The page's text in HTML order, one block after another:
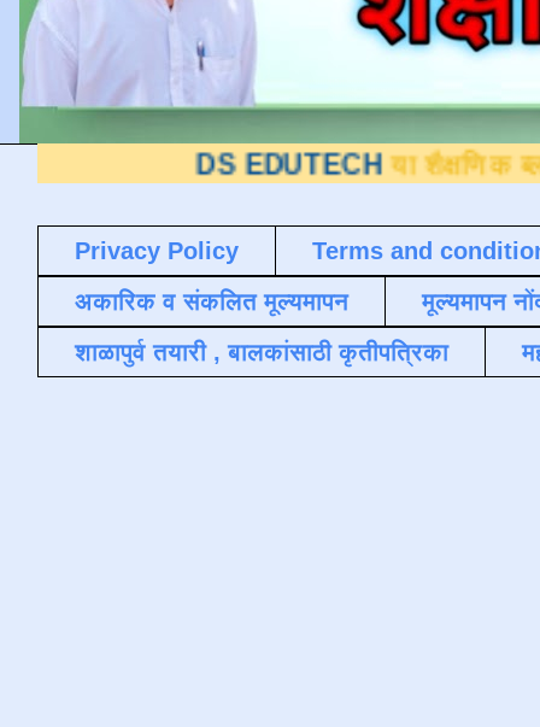
DS EDUTECH या शैक्षणिक ब्लॉगवर आपले
Privacy Policy
Terms and
अकारिक व संकलित मूल्यमापन
मूल्यमापन
शाळापुर्व तयारी , बालकांसाठी कृतीपत्रिका